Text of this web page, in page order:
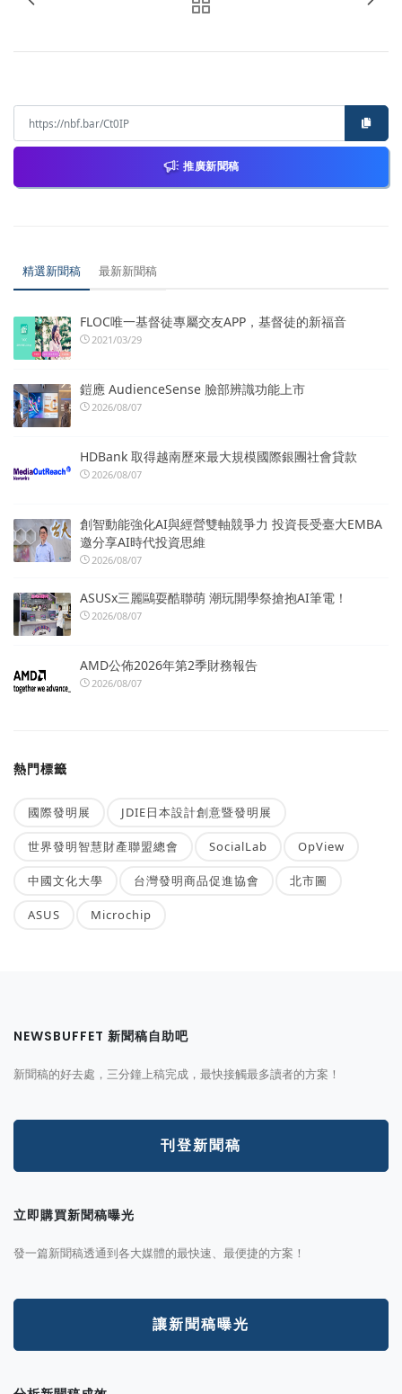
推廣新聞稿
精選新聞稿 最新新聞稿
FLOC唯一基督徒專屬交友APP，基督徒的新福音
2021/03/29
鎧應 AudienceSense 臉部辨識功能上市
2026/08/07
HDBank 取得越南歷來最大規模國際銀團社會貸款
2026/08/07
創智動能強化AI與經營雙軸競爭力 投資長受臺大EMBA
邀分享AI時代投資思維
2026/08/07
ASUSx三麗鷗耍酷聯萌 潮玩開學祭搶抱AI筆電！
2026/08/07
AMD公佈2026年第2季財務報告
2026/08/07
熱門標籤
國際發明展 JDIE日本設計創意暨發明展
世界發明智慧財產聯盟總會 SocialLab OpView
中國文化大學 台灣發明商品促進協會 北市圖
ASUS Microchip
NEWSBUFFET 新聞稿自助吧
新聞稿的好去處，三分鐘上稿完成，最快接觸最多讀者的方案！
刊登新聞稿
立即購買新聞稿曝光
發一篇新聞稿透通到各大媒體的最快速、最便捷的方案！
讓新聞稿曝光